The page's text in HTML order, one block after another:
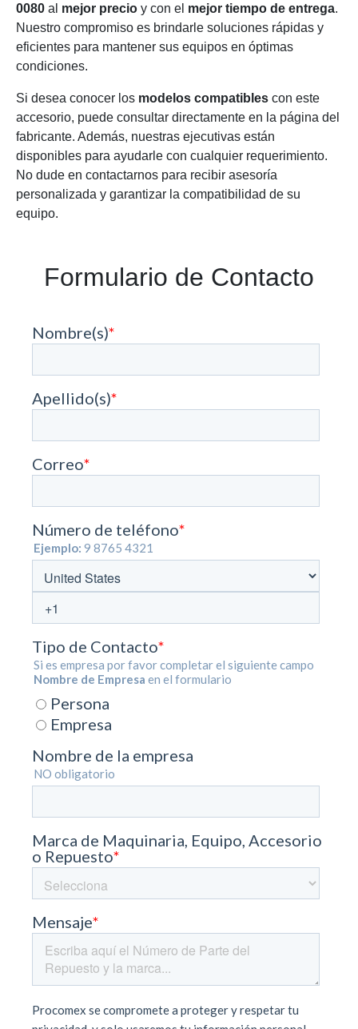
0080 al mejor precio y con el mejor tiempo de entrega.
Nuestro compromiso es brindarle soluciones rápidas y
eficientes para mantener sus equipos en óptimas
condiciones.
Si desea conocer los modelos compatibles con este
accesorio, puede consultar directamente en la página del
fabricante. Además, nuestras ejecutivas están
disponibles para ayudarle con cualquier requerimiento.
No dude en contactarnos para recibir asesoría
personalizada y garantizar la compatibilidad de su
equipo.
Formulario de Contacto